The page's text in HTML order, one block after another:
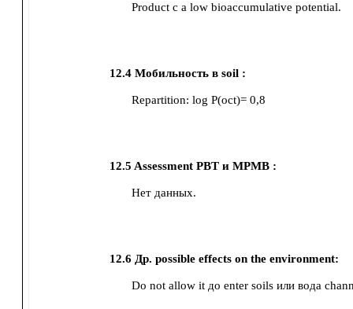
Product с a low bioaccumulative potential.
12.4 Мобильность в soil :
Repartition: log P(oct)= 0,8
12.5 Assessment PBT и MPMB :
Нет данных.
12.6 Др. possible effects on the environment:
Do not allow it до enter soils или вода